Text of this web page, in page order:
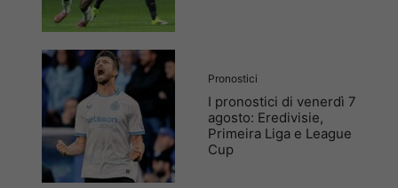
Pronostici
I pronostici di venerdì 7
agosto: Eredivisie,
Primeira Liga e League
Cup